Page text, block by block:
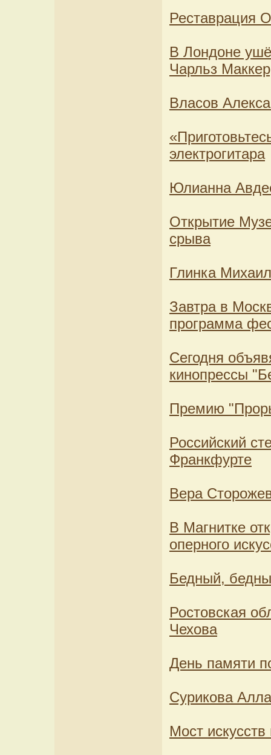
Реставрация
В Лондоне
Чарльз
Власов
электрогитара
Юлианна
Открытие
срыва
Глинка
Завтра в
программа
Сегодня
кинопрессы
Премию
Российский
Франкфурте
Вера
В Магнитке
оперного
Бедный,
Ростовская
Чехова
День памяти
Сурикова
Мост